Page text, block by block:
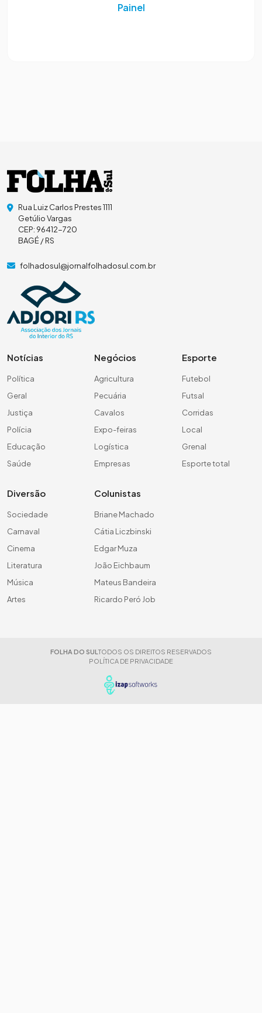
Painel
Rua Luiz Carlos Prestes 1111
Getúlio Vargas
CEP: 96412-720
BAGÉ / RS
folhadosul@jornalfolhadosul.com.br
Notícias
Política
Geral
Justiça
Polícia
Educação
Saúde
Negócios
Agricultura
Pecuária
Cavalos
Expo-feiras
Logística
Empresas
Esporte
Futebol
Futsal
Corridas
Local
Grenal
Esporte total
Diversão
Sociedade
Carnaval
Cinema
Literatura
Música
Artes
Colunistas
Briane Machado
Cátia Liczbinski
Edgar Muza
João Eichbaum
Mateus Bandeira
Ricardo Peró Job
FOLHA DO SUL TODOS OS DIREITOS RESERVADOS
POLÍTICA DE PRIVACIDADE